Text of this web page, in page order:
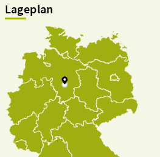
Lageplan